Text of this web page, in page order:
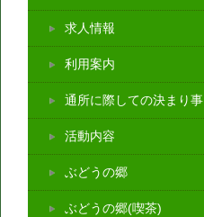
求人情報
利用案内
通所に際しての決まり事
活動内容
ぶどうの郷
ぶどうの郷(喫茶)